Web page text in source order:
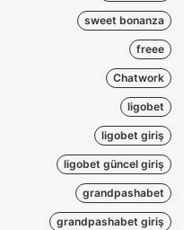
sweet bonanza
freee
Chatwork
ligobet
ligobet giriş
ligobet güncel giriş
grandpashabet
grandpashabet giriş